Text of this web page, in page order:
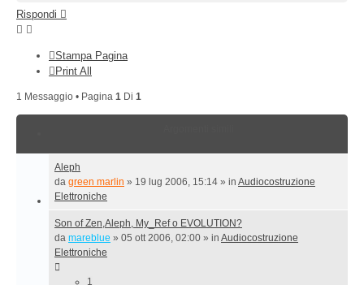
Rispondi
Stampa Pagina
Print All
1 Messaggio • Pagina 1 Di 1
Aleph
da green marlin » 19 lug 2006, 15:14 » in Audiocostruzione
Elettroniche
Son of Zen,Aleph, My_Ref o EVOLUTION?
da mareblue » 05 ott 2006, 02:00 » in Audiocostruzione
Elettroniche
1